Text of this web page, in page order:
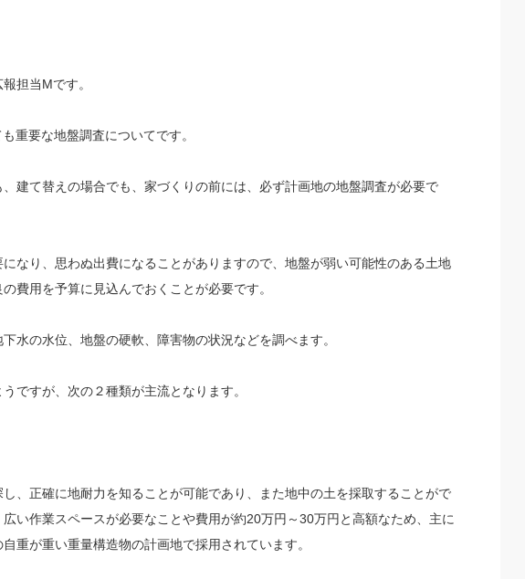
担当Mです。
重要な地盤調査についてです。
建て替えの場合でも、家づくりの前には、必ず計画地の地盤調査が必要で
なり、思わぬ出費になることがありますので、地盤が弱い可能性のある土地
費用を予算に見込んでおくことが必要です。
水の水位、地盤の硬軟、障害物の状況などを調べます。
ですが、次の２種類が主流となります。
、正確に地耐力を知ることが可能であり、また地中の土を採取することがで
い作業スペースが必要なことや費用が約20万円～30万円と高額なため、主に
重が重い重量構造物の計画地で採用されています。